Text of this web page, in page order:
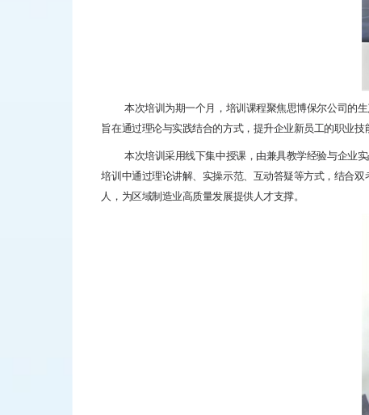
本次培训为期一个月，培训课程聚焦思博保尔公司的生
旨在通过理论与实践结合的方式，提升企业新员工的职业
本次培训采用线下集中授课，由兼具教学经验与企业实
培训中通过理论讲解、实操示范、互动答疑等方式，结合
人，为区域制造业高质量发展提供人才支撑。